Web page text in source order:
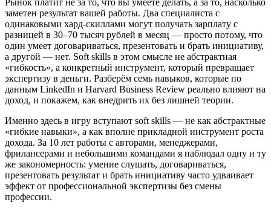
заметен результат вашей работы. Два специалиста с
одинаковыми хард-скиллами могут получать зарплату с
разницей в 30–70 тысяч рублей в месяц — просто потому, что
один умеет договариваться, презентовать и брать инициативу,
а другой — нет. Soft skills в этом смысле не абстрактная
«гибкость», а конкретный инструмент, который превращает
экспертизу в деньги. Разберём семь навыков, которые по
данным LinkedIn и Harvard Business Review реально влияют на
доход, и покажем, как внедрить их без лишней теории.
Именно здесь в игру вступают soft skills — не как абстрактные
«гибкие навыки», а как вполне прикладной инструмент роста
дохода. За 10 лет работы с авторами, менеджерами,
фрилансерами и небольшими командами я наблюдал одну и ту
же закономерность: умение слушать, договариваться,
презентовать результат и брать инициативу часто удваивает
эффект от профессиональной экспертизы без смены
профессии.